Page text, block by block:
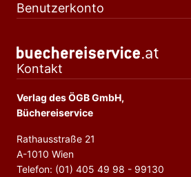
Benutzerkonto
Kontakt
Verlag des ÖGB GmbH,
Büchereiservice
Rathausstraße 21
A-1010 Wien
Telefon: (01) 405 49 98 - 99130